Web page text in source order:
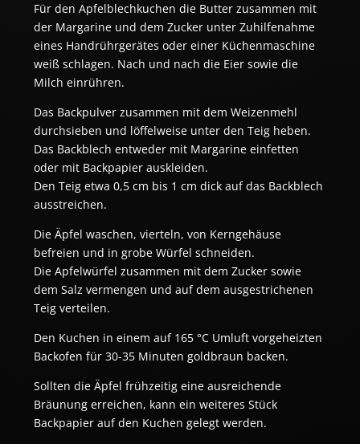
Für den Apfelblechkuchen die Butter zusammen mit
der Margarine und dem Zucker unter Zuhilfenahme
eines Handrührgerätes oder einer Küchenmaschine
weiß schlagen. Nach und nach die Eier sowie die
Milch einrühren.
Das Backpulver zusammen mit dem Weizenmehl
durchsieben und löffelweise unter den Teig heben.
Das Backblech entweder mit ­Margarine einfetten
oder mit Backpapier auskleiden.
Den Teig etwa 0,5 cm bis 1 cm dick auf das ­Backblech
ausstreichen.
Die Äpfel waschen, vierteln, von Kern­gehäuse
befreien und in grobe Würfel schneiden.
Die ­Apfelwürfel zusammen mit dem Zucker sowie
dem Salz vermengen und auf dem ­ausgestrichenen
Teig verteilen.
Den Kuchen in einem auf 165 °C Umluft vorgeheizten
Backofen für 30-35 Minuten goldbraun backen.
Sollten die Äpfel frühzeitig eine ausreichende
Bräunung erreichen, kann ein ­weiteres Stück
Backpapier auf den Kuchen gelegt werden.